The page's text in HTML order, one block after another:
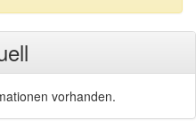
vorhanden.